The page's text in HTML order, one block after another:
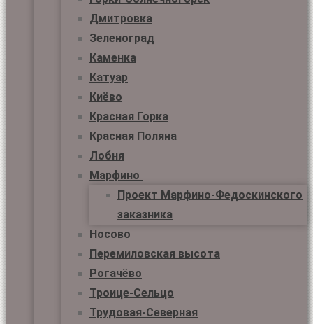
Дмитровка
Зеленоград
Каменка
Катуар
Киёво
Красная Горка
Красная Поляна
Лобня
Марфино
Проект Марфино-Федоскинского
заказника
Носово
Перемиловская высота
Рогачёво
Троице-Сельцо
Трудовая-Северная